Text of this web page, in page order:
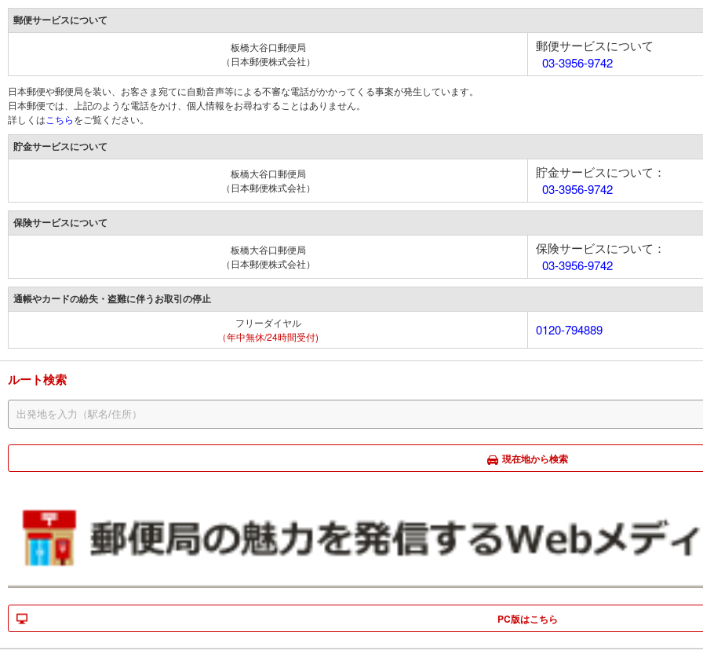
郵便サービスについて
板橋大谷口郵便局
（日本郵便株式会社）
郵便サービスについて
03-3956-9742
日本郵便や郵便局を装い、お客さま宛てに自動音声等による不審な電話がかかってくる事案が発生しています。
日本郵便では、上記のような電話をかけ、個人情報をお尋ねすることはありません。
詳しくは こちらをご覧ください。
貯金サービスについて
板橋大谷口郵便局
（日本郵便株式会社）
貯金サービスについて：
03-3956-9742
保険サービスについて
板橋大谷口郵便局
（日本郵便株式会社）
保険サービスについて：
03-3956-9742
通帳やカードの紛失・盗難に伴うお取引の停止
フリーダイヤル
（年中無休/24時間受付)
0120-794889
ルート検索
現在地から検索
PC版はこちら